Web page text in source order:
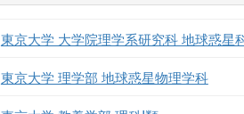
東京大学 大学院理学系研究科 地球惑星
東京大学 理学部 地球惑星物理学科